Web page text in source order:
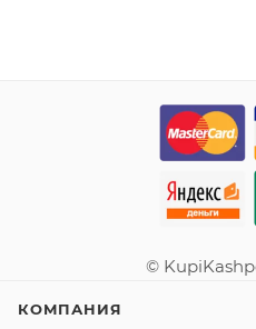
©
КОМПАНИЯ